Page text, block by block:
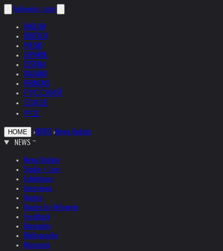
helnwein .com
ENGLISH
DEUTSCH
POLSKI
ESPAÑOL
ČEŠTINA
ITALIANO
FRANÇAIS
РУССКИЙ
日本語
中文
HOME ›NEWS ›News Update
NEWS
News Update
Studio + Live
Exhibitions
Interviews
Quotes
Quotes by Helnwein
Feedback
Biography
Bibliography
Museums